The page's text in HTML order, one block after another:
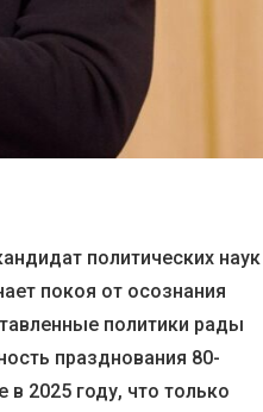
политических наук
покоя от осознания
политики рады
празднования 80-
2025 году, что только